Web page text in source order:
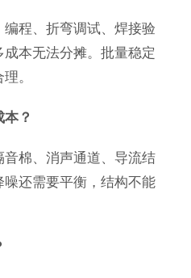
程、折弯调试、焊接验
本无法分摊。批量稳定
。
？
棉、消声通道、导流结
还需要平衡，结构不能